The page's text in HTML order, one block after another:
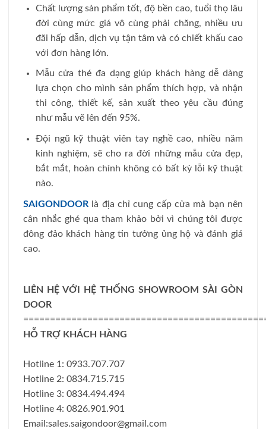
Chất lượng sản phẩm tốt, độ bền cao, tuổi thọ lâu
đời cùng mức giá vô cùng phải chăng, nhiều ưu
đãi hấp dẫn, dịch vụ tận tâm và có chiết khấu cao
với đơn hàng lớn.
Mẫu cửa thé đa dạng giúp khách hàng dễ dàng
lựa chọn cho mình sản phẩm thích hợp, và nhận
thi công, thiết kế, sản xuất theo yêu cầu đúng
như mẫu vẽ lên đến 95%.
Đội ngũ kỹ thuật viên tay nghề cao, nhiều năm
kinh nghiệm, sẽ cho ra đời những mẫu cửa đẹp,
bắt mắt, hoàn chỉnh không có bất kỳ lỗi kỹ thuật
nào.
SAIGONDOOR là địa chỉ cung cấp cửa mà bạn nên
cân nhắc ghé qua tham khảo bởi vì chúng tôi được
đông đảo khách hàng tin tưởng ủng hộ và đánh giá
cao.
LIÊN HỆ VỚI HỆ THỐNG SHOWROOM SÀI GÒN
DOOR
HỖ TRỢ KHÁCH HÀNG
Hotline 1: 0933.707.707
Hotline 2: 0834.715.715
Hotline 3: 0834.494.494
Hotline 4: 0826.901.901
Email:sales.saigondoor@gmail.com